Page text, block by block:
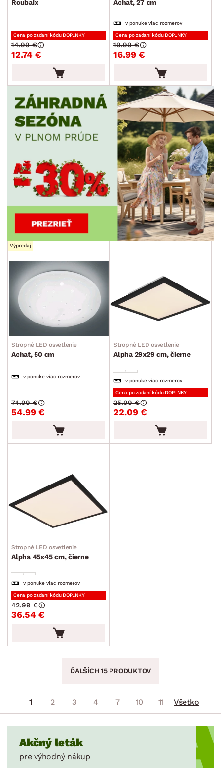
Roubaix
Cena po zadaní kódu DOPLNKY
12.74 €
14.99 €
Achat, 27 cm
v ponuke viac rozmerov
Cena po zadaní kódu DOPLNKY
16.99 €
19.99 €
Výpredaj
Stropné LED osvetlenie
Achat, 50 cm
v ponuke viac rozmerov
54.99 €
74.99 €
Stropné LED osvetlenie
Alpha 29x29 cm, čierne
v ponuke viac rozmerov
Cena po zadaní kódu DOPLNKY
22.09 €
25.99 €
Stropné LED osvetlenie
Alpha 45x45 cm, čierne
v ponuke viac rozmerov
Cena po zadaní kódu DOPLNKY
36.54 €
42.99 €
ĎALŠÍCH 15 PRODUKTOV
1 2 3 4 7 10 11 Všetko
Akčný leták
pre výhodný nákup